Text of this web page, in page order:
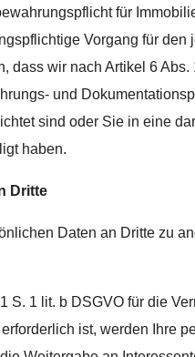
für
Vorgang für
dass wir nach Artikel 6
und
sind oder Sie in eine
haben.
Dritte
Daten an Dritte zu
S. 1 lit. b DSGVO für die
ist, werden Ihre